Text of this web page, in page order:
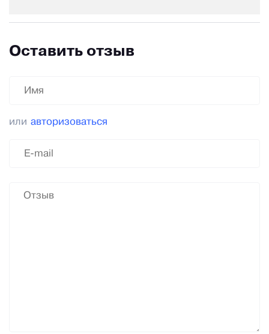
Оставить отзыв
или авторизоваться